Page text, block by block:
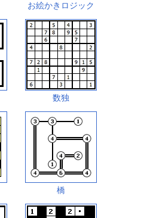
お絵かきロジック
数独
橋